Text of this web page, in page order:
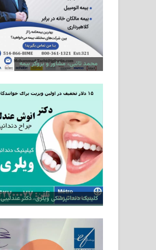
محمد تائبی، مشاور و بروکر بیمه
کلینیک دندانپزشکی ویلری، دکتر عندلیبی